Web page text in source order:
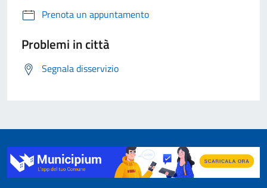
Prenota un appuntamento
Problemi in città
Segnala disservizio